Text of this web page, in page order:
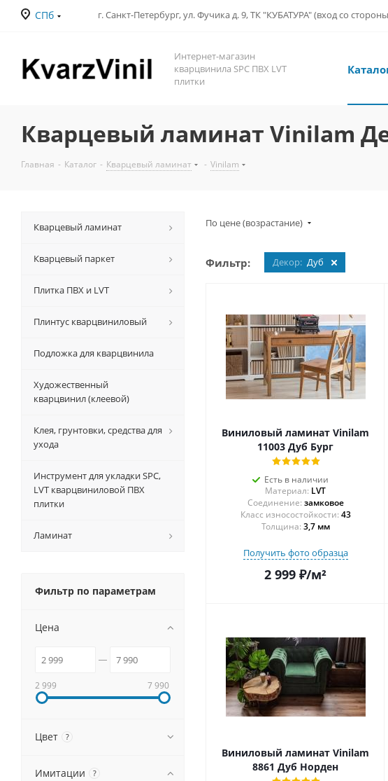
СПб
Интернет-магазин
кварцвинила SPC ПВХ LVT
плитки
Кварцевый ламинат Vinilam
Главная - Каталог - Кварцевый ламинат - Vinilam
По цене (возрастание)
Фильтр: Декор: Дуб
Виниловый ламинат Vinilam
11003 Дуб Бург
Есть в наличии
Материал: LVT
Соединение: замковое
43
Толщина: 3,7 мм
Получить фото образца
2 999 ₽/м²
Виниловый ламинат Vinilam
8861 Дуб Норден
Кварцевый ламинат
Кварцевый паркет
Плитка ПВХ и LVT
Плинтус кварцвиниловый
Подложка для кварцвинила
Художественный
кварцвинил (клеевой)
Клея, грунтовки, средства для
ухода
Инструмент для укладки SPC,
LVT кварцвиниловой ПВХ
плитки
Ламинат
Фильтр по параметрам
Цена
2 999 7 990
Цвет ?
Имитации ?